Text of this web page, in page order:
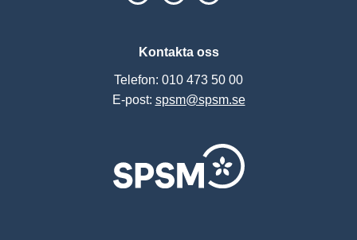
Kontakta oss
Telefon: 010 473 50 00
E-post: spsm@spsm.se